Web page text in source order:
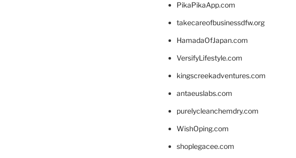
PikaPikaApp.com
takecareofbusinessdfw.org
HamadaOfJapan.com
VersifyLifestyle.com
kingscreekadventures.com
antaeuslabs.com
purelycleanchemdry.com
WishOping.com
shoplegacee.com